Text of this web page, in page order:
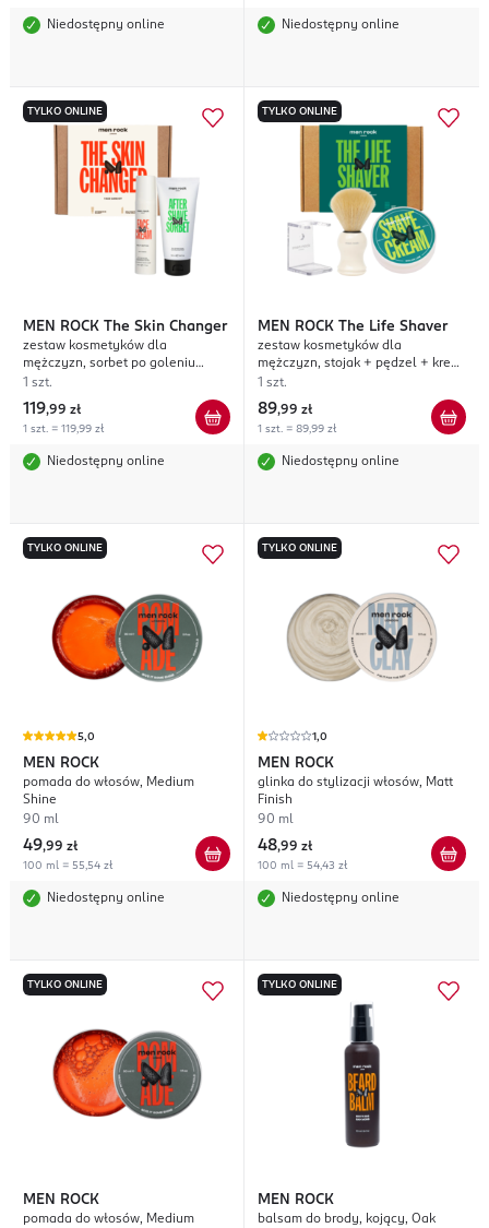
Niedostępny online Niedostępny online
TYLKO ONLINE
MEN ROCK The Skin Changer
zestaw kosmetyków dla
mężczyzn, sorbet po goleniu
100ml + krem do twarzy 50ml
1 szt.
119,99 zł
1 szt. = 119,99 zł
Niedostępny online
TYLKO ONLINE
MEN ROCK The Life Shaver
zestaw kosmetyków dla
mężczyzn, stojak + pędzel + krem
do golenia 100ml, Sicilian Lime
1 szt.
89,99 zł
1 szt. = 89,99 zł
Niedostępny online
TYLKO ONLINE
5,0
MEN ROCK
pomada do włosów, Medium
Shine
90 ml
49,99 zł
100 ml = 55,54 zł
Niedostępny online
TYLKO ONLINE
1,0
MEN ROCK
glinka do stylizacji włosów, Matt
Finish
90 ml
48,99 zł
100 ml = 54,43 zł
Niedostępny online
TYLKO ONLINE
MEN ROCK
pomada do włosów, Medium
TYLKO ONLINE
MEN ROCK
balsam do brody, kojący, Oak